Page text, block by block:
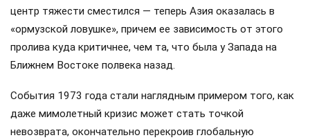
центр тяжести сместился — теперь Азия оказалась в
«ормузской ловушке», причем ее зависимость от этого
пролива куда критичнее, чем та, что была у Запада на
Ближнем Востоке полвека назад.
События 1973 года стали наглядным примером того, как
даже мимолетный кризис может стать точкой
невозврата, окончательно перекроив глобальную